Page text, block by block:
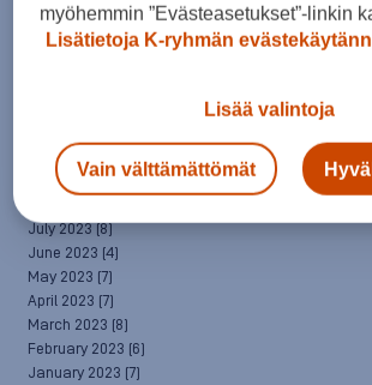
April 2024(3)
March 2024(5)
October 2023
(7)
September 2023(5)
July 2023(8)
June 2023 (4)
May 2023 (7)
April 2023 (7)
March 2023 (8)
February 2023 (6)
January 2023 (7)
myöhemmin ”Evästeasetukset”-linkin
Lisätietoja K-ryhmän
Lisää valintoja
Vain välttämättömät